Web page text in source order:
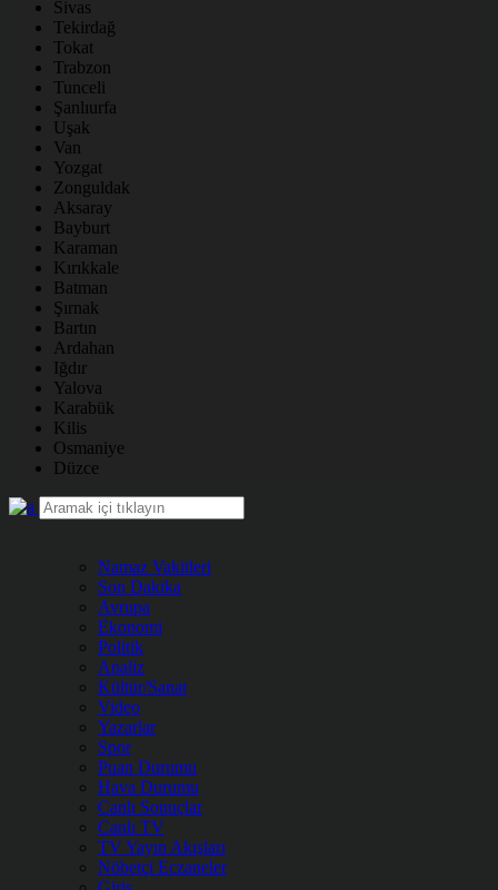
Sivas
Tekirdağ
Tokat
Trabzon
Tunceli
Şanlıurfa
Uşak
Van
Yozgat
Zonguldak
Aksaray
Bayburt
Karaman
Kırıkkale
Batman
Şırnak
Bartın
Ardahan
Iğdır
Yalova
Karabük
Kilis
Osmaniye
Düzce
Namaz Vakitleri
Son Dakika
Avrupa
Ekonomi
Politik
Analiz
Kültür/Sanat
Video
Yazarlar
Spor
Puan Durumu
Hava Durumu
Canlı Sonuçlar
Canlı TV
TV Yayın Akışları
Nöbetçi Eczaneler